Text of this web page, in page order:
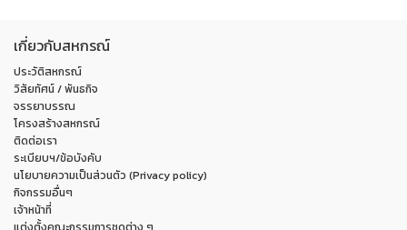
เกี่ยวกับสหกรณ์
ประวัติสหกรณ์
วิสัยทัศน์ / พันธกิจ
จรรยาบรรณ
โครงสร้างสหกรณ์
ติดต่อเรา
ระเบียบฯ/ข้อบังคับ
นโยบายความเป็นส่วนตัว (Privacy policy)
กิจกรรมอื่นๆ
เจ้าหน้าที่